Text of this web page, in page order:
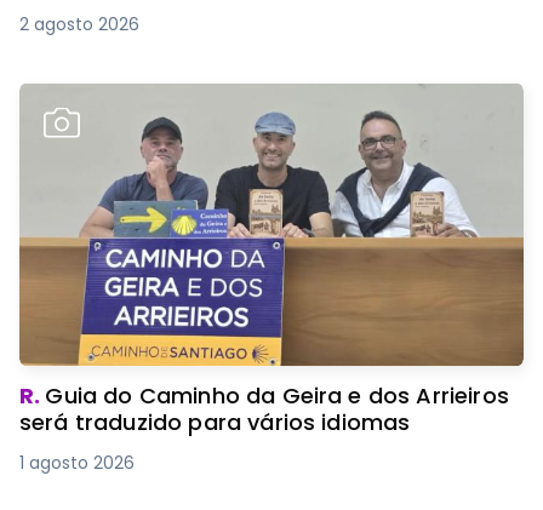
2 agosto 2026
R. Guia do Caminho da Geira e dos Arrieiros
será traduzido para vários idiomas
1 agosto 2026